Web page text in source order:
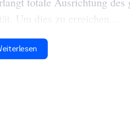
Um dies zu erreichen...